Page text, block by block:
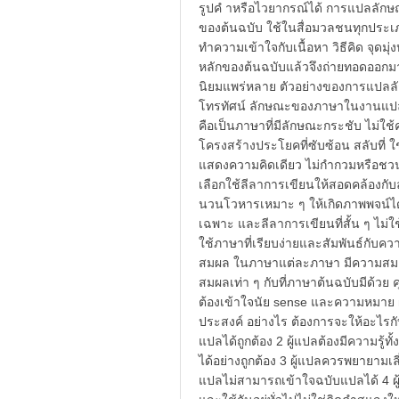
รูปคํ าหรือไวยากรณ์ได้ การแปลลัก
ของต้นฉบับ ใช้ในสื่อมวลชนทุกประเ
ทําความเข้าใจกับเนื้อหา วิธีคิด จุดมุ่
หลักของต้นฉบับแล้วจึงถ่ายทอดออก
นิยมแพร่หลาย ตัวอย่างของการแป
โทรทัศน์ ลักษณะของภาษาในงานแ
คือเป็นภาษาที่มีลักษณะกระชับ ไม่ใช้
โครงสร้างประโยคที่ซับซ้อน สลับที่
แสดงความคิดเดียว ไม่กํากวมหรือช
เลือกใช้ลีลาการเขียนให้สอดคล้อง
นวนโวหารเหมาะ ๆ ให้เกิดภาพพจ
เฉพาะ และลีลาการเขียนที่สั้น ๆ ไม่
ใช้ภาษาที่เรียบง่ายและสัมพันธ์กับค
สมผล ในภาษาแต่ละภาษา มีความส
สมผลเท่า ๆ กับที่ภาษาต้นฉบับมีด้ว
ต้องเข้าใจนัย sense และความหมา
ประสงค์ อย่างไร ต้องการจะให้อะไ
แปลได้ถูกต้อง 2 ผู้แปลต้องมีความรู้
ได้อย่างถูกต้อง 3 ผู้แปลควรพยายาม
แปลไม่สามารถเข้าใจฉบับแปลได้ 4